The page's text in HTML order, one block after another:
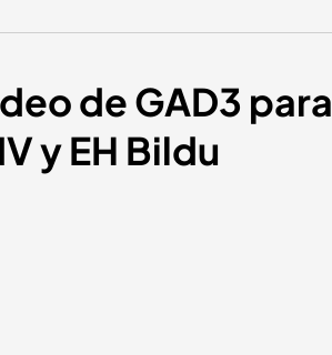
de GAD3 para
y EH Bildu